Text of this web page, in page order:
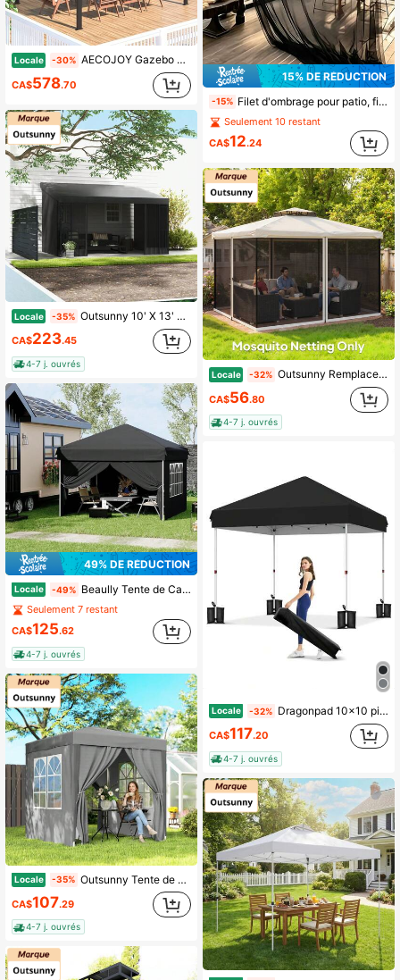
Locale -30% AECOJOY Gazebo à toit dur monté au mur Tonnelles de patio Pergola extérieure Auvents de gazebo adossés pour terrasse, véranda, arrière-cour et plus
CA$578.70
Locale -35% Outsunny 10' X 13' Pergola de plein air avec auvent, 2 rideaux et 2 moustiquaires, abri solaire pour terrasse monté au mur, résistant aux UV, pour porche, patio, gris foncé
CA$223.45
4-7 j. ouvrés
49% DE RÉDUCTION
Locale -49% Beaully Tente de Canopée Pop Up avec 4 parois latérales amovibles, sac de transport et haubans, Canopée portable imperméable 10x10ft, pour le camping, les fêtes et événements en plein air
Seulement 7 restant
CA$125.62
4-7 j. ouvrés
Locale -35% Outsunny Tente de camping à montage rapide 2 x 2 m avec parois latérales, abri solaire instantané, pavillon de jardin avec sac de transport, pour l'extérieur, le jardin, le patio, gris
CA$107.29
4-7 j. ouvrés
15% DE RÉDUCTION
-15% Filet d'ombrage pour patio, filet de jardin, filet anti-moustiques pour cour/patio, filet de tonnelle, filet de lutte contre les nuisibles pour plantes DIY, filet de séparation pour balcon - Ce filet d'ombrage extérieur peut protéger les plantes de cour, les plantes d'extérieur, les légumes, les patios, les balcons et les plateformes. Il peut également servir de clôture d'intimité, offrant une ombre uniforme pour les jardins et les espaces extérieurs. Filet d'Halloween
Seulement 10 restant
CA$12.24
Locale -32% Outsunny Remplacement de moustiquaire pour gazebo 10' X 12' Parois d'écran noir pour tonnelle avec fermetures éclair pour fêtes et activités de plein air, blanc crème
CA$56.80
4-7 j. ouvrés
Locale -32% Dragonpad 10x10 pi/10x20 pi Tente de Pavillon, Tente de Pavillon Pop Up Commerciale, Tente de Montage Instantané avec Tissu 210D, Tente Commerciale Robuste de Montage Instantané pour Foire Artisanale, Marché de Fermiers, Vendeur, Fête, Événement
CA$117.20
4-7 j. ouvrés